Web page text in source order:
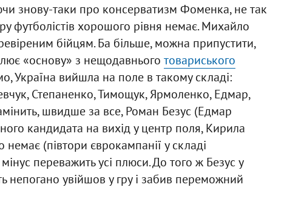
знову-таки про консерватизм Фоменка, не так
футболістів хорошого рівня немає. Михайло
бійцям. Ба більше, можна припустити,
«основу» з нещодавнього товариського
Україна вийшла на поле в такому складі:
Степаненко, Тимощук, Ярмоленко, Едмар,
швидше за все, Роман Безус (Едмар
кандидата на вихід у центр поля, Кирила
немає (півтори єврокампанії у складі
переважить усі плюси. До того ж Безус у
увійшов у гру і забив переможний